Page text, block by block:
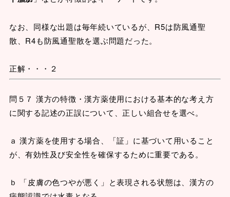
なお、同様な出題は毎年続いているが、R5は防風通聖
散、R4も防風通聖散を選ぶ問題だった。
正解・・・２
問５７ 漢方の特徴・漢方薬使用における基本的な考え方
に関する記述の正誤について、正しい組合せを選べ。
ａ 漢方薬を使用する場合、「証」に基づいて用いること
が、有効性及び安全性を確保するために重要である。
ｂ 「皮膚の色つやが悪く」と表現される状態は、漢方の